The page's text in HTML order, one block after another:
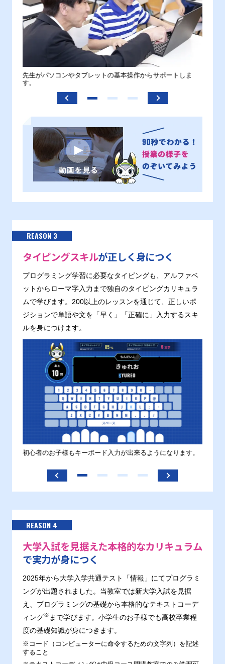
先生がパソコンやタブレットの基本操作からサポートしま
す。
REASON 3
タイピングスキルが正しく身につく
プログラミング学習に必要なタイピングも、アルファベ
ットからローマ字入力まで独自のタイピングカリキュラ
ムで学びます。200以上のレッスンを通じて、正しいポ
ジションで単語や文を「早く」「正確に」入力するスキ
ルを身につけます。
初心者のお子様もキーボード入力が出来るようになります。
REASON 4
大学入試を見据えた本格的なカリキュラム
で実力が身につく
2025年から大学入学共通テスト「情報」にてプログラミ
ングが出題されました。当教室では新大学入試を見据
え、プログラミングの基礎から本格的なテキストコーデ
ィング※ まで学びます。小学生のお子様でも高校卒業程
度の基礎知識が身につきます。
※コード（コンピューターに命令するための文字列）を記述
すること